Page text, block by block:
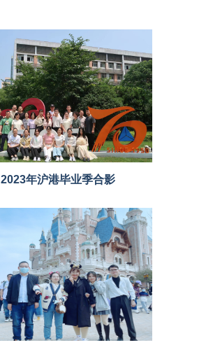
2023年沪港毕业季合影